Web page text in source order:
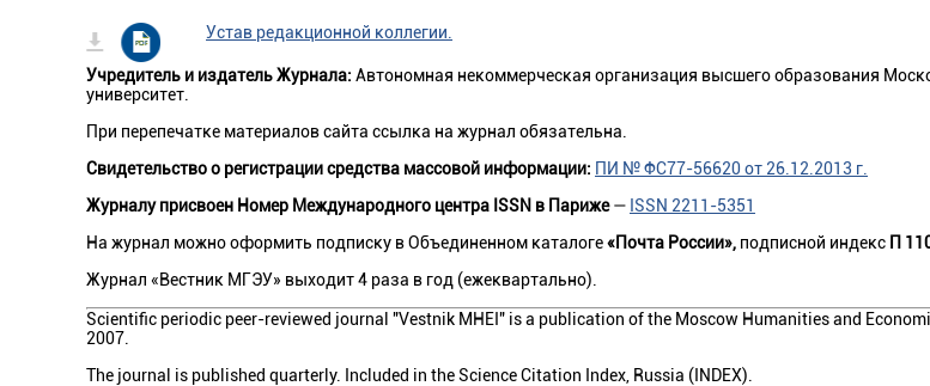
Устав редакционной коллегии.
Учредитель и издатель Журнала: Автономная некоммерческая организация высшего образования
университет.
При перепечатке материалов сайта ссылка на журнал обязательна.
Свидетельство о регистрации средства массовой информации: ПИ № ФС77-56620 от 26.12.2013 г.
Журналу присвоен Номер Международного центра ISSN в Париже— ISSN 2211-5351
На журнал можно оформить подписку в Объединенном каталоге«Почта России», подписной индекс П
Журнал «Вестник МГЭУ» выходит 4 раза в год (ежеквартально).
Scientific periodic peer-reviewed journal "Vestnik MHEI" is a publication of the Moscow Humanities and
2007.
The journal is published quarterly. Included in the Science Citation Index, Russia (INDEX).